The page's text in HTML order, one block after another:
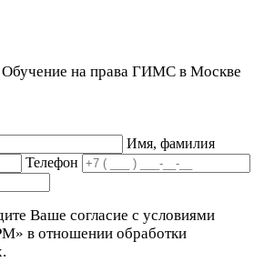
на права ГИМС в Москве
Имя, фамилия
Телефон
Ваше согласие с условиями
в отношении обработки